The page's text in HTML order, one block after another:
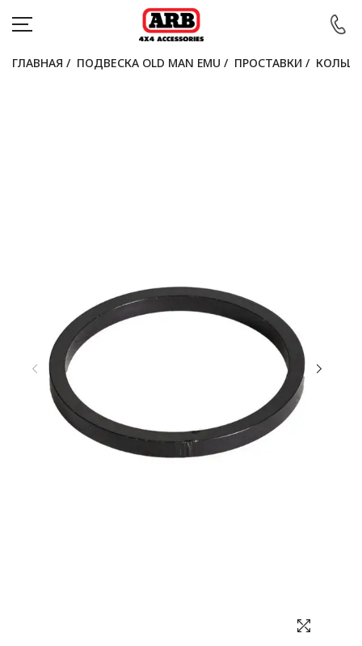
КОНТАКТЫ
Войти
Выбор языка
Выбор валюты
ГЛАВНАЯ / ПОДВЕСКА OLD MAN EMU / ПРОСТАВКИ /